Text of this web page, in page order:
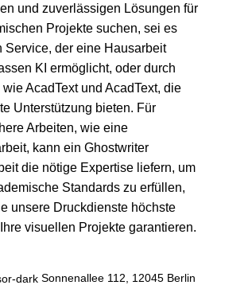
und zuverlässigen Lösungen für
Projekte suchen, sei es
Service, der eine Hausarbeit
KI ermöglicht, oder durch
wieAcadTextund AcadText, die
Unterstützung bieten. Für
Arbeiten, wie eine
kann ein Ghostwriter
die nötige Expertise liefern, um
Standards zu erfüllen,
unsere Druckdienste höchste
visuellen Projekte garantieren.
Sonnenallee 112, 12045 Berlin